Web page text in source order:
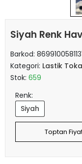
Siyah Renk
Barkod:
Kategori: Lastik Toka
Stok: 659
Renk:
Siyah
Toptan